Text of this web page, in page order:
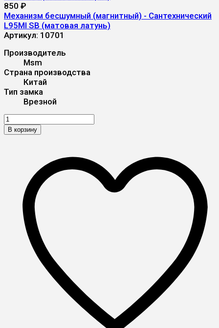
850 ₽
Механизм бесшумный (магнитный) - Сантехнический
L95MI SB (матовая латунь)
Артикул: 10701
Производитель
Msm
Страна производства
Китай
Тип замка
Врезной
В корзину